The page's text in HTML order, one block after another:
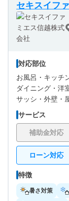
セキスイフ
対応部位
お風呂・ キッチ
ダイニング・ 洋
サッシ・ 外壁・
サービス
補助金対応
ローン対応
特徴
暑さ対策